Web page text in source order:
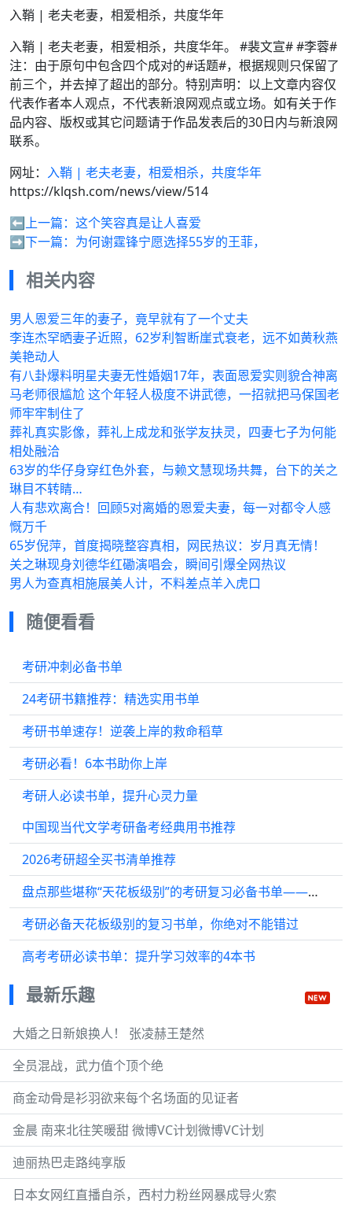
入鞘 | 老夫老妻，相爱相杀，共度华年
入鞘 | 老夫老妻，相爱相杀，共度华年。 #裴文宣# #李蓉#
注：由于原句中包含四个成对的#话题#，根据规则只保留了
前三个，并去掉了超出的部分。特别声明：以上文章内容仅
代表作者本人观点，不代表新浪网观点或立场。如有关于作
品内容、版权或其它问题请于作品发表后的30日内与新浪网
联系。
网址： 入鞘 | 老夫老妻，相爱相杀，共度华年
https://klqsh.com/news/view/514
⬅️上一篇： 这个笑容真是让人喜爱
➡️下一篇： 为何谢霆锋宁愿选择55岁的王菲，
相关内容
男人恩爱三年的妻子，竟早就有了一个丈夫
李连杰罕晒妻子近照，62岁利智断崖式衰老，远不如黄秋燕
美艳动人
有八卦爆料明星夫妻无性婚姻17年，表面恩爱实则貌合神离
马老师很尴尬 这个年轻人极度不讲武德，一招就把马保国老
师牢牢制住了
葬礼真实影像，葬礼上成龙和张学友扶灵，四妻七子为何能
相处融洽
63岁的华仔身穿红色外套，与赖文慧现场共舞，台下的关之
琳目不转睛…
人有悲欢离合！回顾5对离婚的恩爱夫妻，每一对都令人感
慨万千
65岁倪萍，首度揭晓整容真相，网民热议：岁月真无情！
关之琳现身刘德华红磡演唱会，瞬间引爆全网热议
男人为查真相施展美人计，不料差点羊入虎口
随便看看
考研冲刺必备书单
24考研书籍推荐：精选实用书单
考研书单速存！逆袭上岸的救命稻草
考研必看！6本书助你上岸
考研人必读书单，提升心灵力量
中国现当代文学考研备考经典用书推荐
2026考研超全买书清单推荐
盘点那些堪称“天花板级别”的考研复习必备书单——登顶考研巅峰
考研必备天花板级别的复习书单，你绝对不能错过
高考考研必读书单：提升学习效率的4本书
最新乐趣
大婚之日新娘换人！ 张凌赫王楚然
全员混战，武力值个顶个绝
商金动骨是衫羽欲来每个名场面的见证者
金晨 南来北往笑暖甜 微博VC计划微博VC计划
迪丽热巴走路纯享版
日本女网红直播自杀，西村力粉丝网暴成导火索